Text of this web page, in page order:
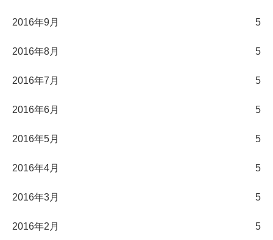
2016年9月 5
2016年8月 5
2016年7月 5
2016年6月 5
2016年5月 5
2016年4月 5
2016年3月 5
2016年2月 5